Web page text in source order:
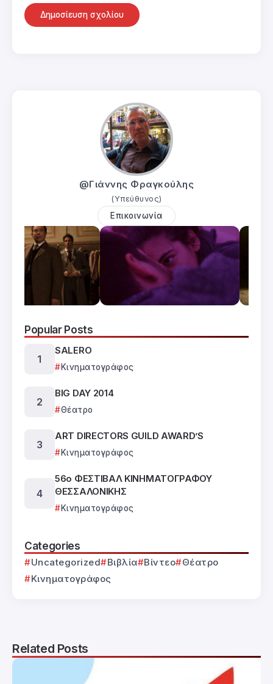
@Γιάννης Φραγκούλης
(Υπεύθυνος)
Επικοινωνία
Popular Posts
SALERO
Κινηματογράφος
BIG DAY 2014
Θέατρο
ART DIRECTORS GUILD AWARD’S
Κινηματογράφος
56ο ΦΕΣΤΙΒΑΛ ΚΙΝΗΜΑΤΟΓΡΑΦΟΥ
ΘΕΣΣΑΛΟΝΙΚΗΣ
Κινηματογράφος
Categories
Uncategorized Βιβλία Βίντεο
Θέατρο
Κινηματογράφος
Related Posts